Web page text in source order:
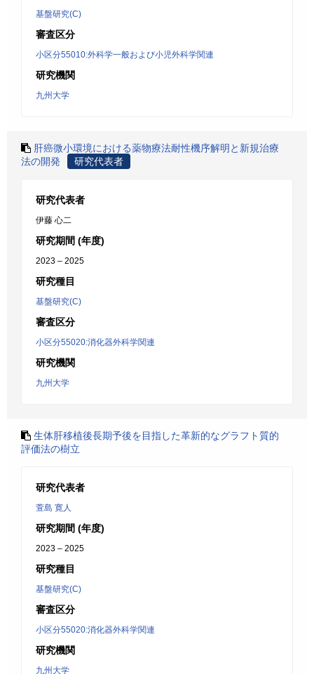
基盤研究(C)
審査区分
小区分55010:外科学一般および小児外科学関連
研究機関
九州大学
肝癌微小環境における薬物療法耐性機序解明と新規治療
法の開発
研究代表者
研究代表者
伊藤 心二
研究期間 (年度)
2023 – 2025
研究種目
基盤研究(C)
審査区分
小区分55020:消化器外科学関連
研究機関
九州大学
生体肝移植後長期予後を目指した革新的なグラフト質的
評価法の樹立
研究代表者
萱島 寛人
研究期間 (年度)
2023 – 2025
研究種目
基盤研究(C)
審査区分
小区分55020:消化器外科学関連
研究機関
九州大学